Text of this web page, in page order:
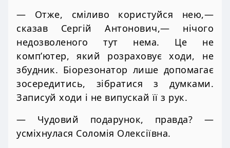
— Отже, сміливо користуйся нею,—
сказав Сергій Антонович,— нічого
недозволеного тут нема. Це не
комп’ютер, який розраховує ходи, не
збудник. Біорезонатор лише допомагає
зосередитись, зібратися з думками.
Записуй ходи і не випускай її з рук.
— Чудовий подарунок, правда? —
усміхнулася Соломія Олексіївна.